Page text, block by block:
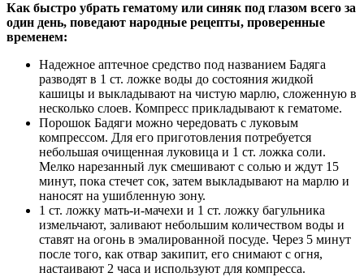
Как быстро убрать гематому или синяк под глазом всего за
один день, поведают народные рецепты, проверенные
временем:
Надежное аптечное средство под названием Бадяга
разводят в 1 ст. ложке воды до состояния жидкой
кашицы и выкладывают на чистую марлю, сложенную в
несколько слоев. Компресс прикладывают к гематоме.
Порошок Бадяги можно чередовать с луковым
компрессом. Для его приготовления потребуется
небольшая очищенная луковица и 1 ст. ложка соли.
Мелко нарезанный лук смешивают с солью и ждут 15
минут, пока стечет сок, затем выкладывают на марлю и
наносят на ушибленную зону.
1 ст. ложку мать-и-мачехи и 1 ст. ложку багульника
измельчают, заливают небольшим количеством воды и
ставят на огонь в эмалированной посуде. Через 5 минут
после того, как отвар закипит, его снимают с огня,
настаивают 2 часа и используют для компресса.